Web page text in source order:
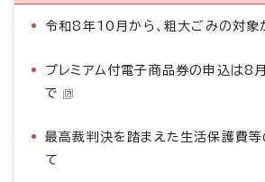
令和8年10月から、粗大ごみの対象
プレミアム付電子商品券の申込は8
で
最高裁判決を踏まえた生活保護費
て